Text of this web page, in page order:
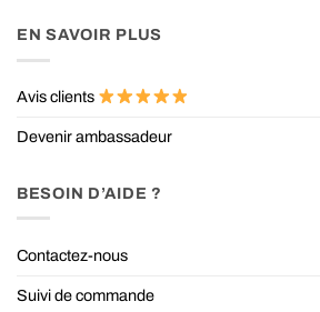
EN SAVOIR PLUS
Avis clients
Devenir ambassadeur
BESOIN D’AIDE ?
Contactez-nous
Suivi de commande